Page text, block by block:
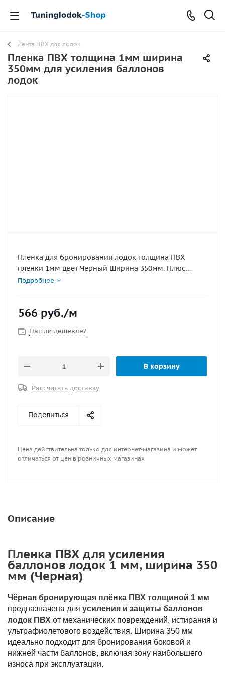
Лента ПВХ для лодок
Пленка ПВХ толщина 1мм ширина
350мм для усиления баллонов
лодок
Пленка для бронирования лодок толщина ПВХ
пленки 1мм цвет Черный Ширина 350мм. Плюс
данного материала по сравнению с прозрачной ПВХ
Материал имеет высокую эластичность, что
которую он наклеивается.
Подробнее
566 руб./м
Нашли дешевле?
В корзину
Рассчитать доставку
Поделиться
Цена действительна только для интернет-магазина и может
отличаться от цен в розничных магазинах
Описание
Пленка ПВХ для усиления
баллонов лодок 1 мм, ширина 350
мм (Черная)
Чёрная бронирующая плёнка ПВХ толщиной 1 мм
предназначена для усиления и защиты баллонов
лодок ПВХ от механических повреждений, истирания и
ультрафиолетового воздействия. Ширина 350 мм
идеально подходит для бронирования боковой и
нижней части баллонов, включая зону наибольшего
износа при эксплуатации.